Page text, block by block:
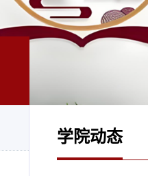
学院动态